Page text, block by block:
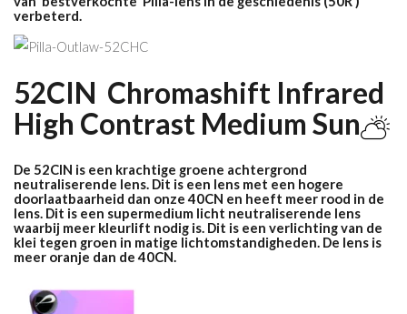
verbeterd.
52CIN Chromashift Infrared
High Contrast Medium Sun
De 52CIN is een krachtige groene achtergrond
neutraliserende lens. Dit is een lens met een hogere
doorlaatbaarheid dan onze 40CN en heeft meer rood in de
lens. Dit is een supermedium licht neutraliserende lens
waarbij meer kleurlift nodig is. Dit is een verlichting van de
klei tegen groen in matige lichtomstandigheden. De lens is
meer oranje dan de 40CN.